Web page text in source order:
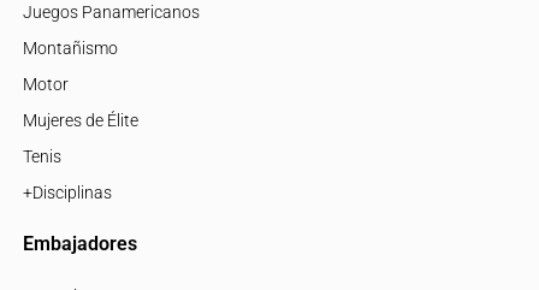
Juegos Panamericanos
Montañismo
Motor
Mujeres de Élite
Tenis
+Disciplinas
Embajadores